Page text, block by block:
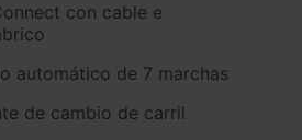
con cable e
automático de 7 marchas
de cambio de carril